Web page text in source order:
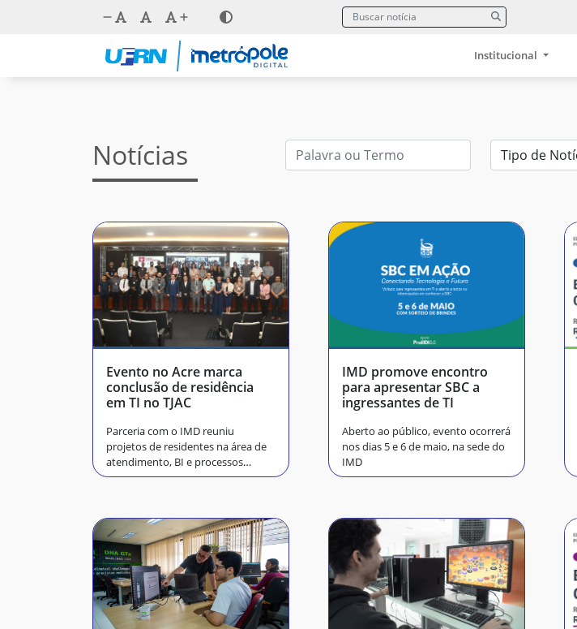
Institucional
Notícias
Evento no Acre marca
conclusão de residência
em TI no TJAC
Parceria com o IMD reuniu
projetos de residentes na área de
atendimento, BI e processos
jurídicos
IMD promove encontro
para apresentar SBC a
ingressantes de TI
Aberto ao público, evento ocorrerá
nos dias 5 e 6 de maio, na sede do
IMD